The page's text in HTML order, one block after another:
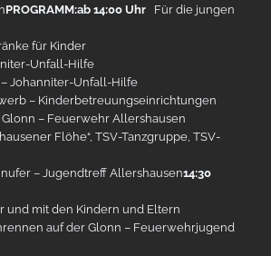
PROGRAMM:ab 14:00 Uhr Für die jungen
für Kinder
Unfall-Hilfe
Johanniter-Unfall-Hilfe
– Kinderbetreuungseinrichtungen
– Feuerwehr Allershausen
Flöhe“, TSV-Tanzgruppe, TSV-
– Jugendtreff Allershausen14:30
und mit den Kindern und Eltern
auf der Glonn – Feuerwehrjugend